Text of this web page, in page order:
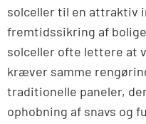
solceller til en attraktiv
fremtidssikring af
solceller ofte lettere at
kræver samme
traditionelle paneler,
ophobning af snavs og